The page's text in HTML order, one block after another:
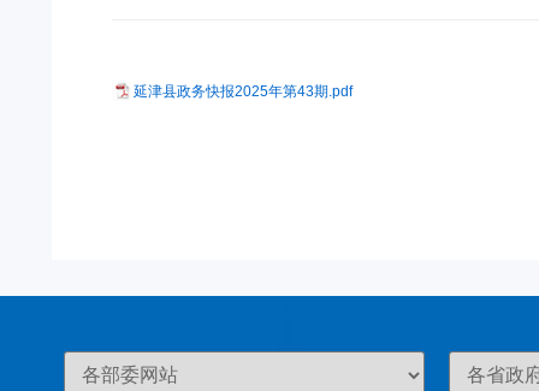
延津县政务快报2025年第43期.pdf